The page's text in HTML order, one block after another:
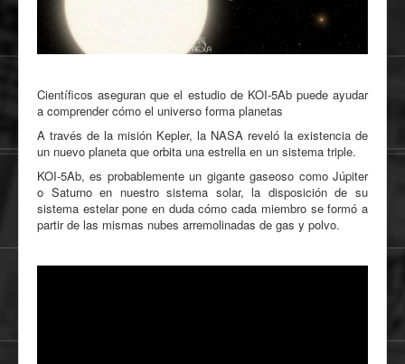
Científicos aseguran que el estudio de KOI-5Ab puede ayudar
a comprender cómo el universo forma planetas
A través de la misión Kepler, la NASA reveló la existencia de
un nuevo planeta que orbita una estrella en un sistema triple.
KOI-5Ab, es probablemente un gigante gaseoso como Júpiter
o Saturno en nuestro sistema solar, la disposición de su
sistema estelar pone en duda cómo cada miembro se formó a
partir de las mismas nubes arremolinadas de gas y polvo.